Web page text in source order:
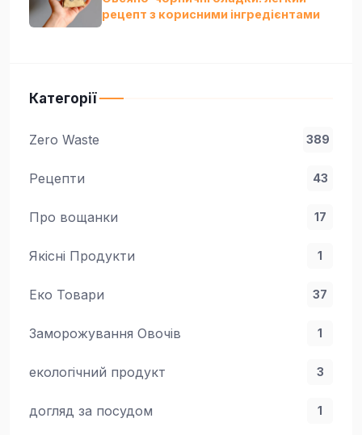
рецепт з корисними інгредієнтами
Категорії
Zero Waste 389
Рецепти 43
Про вощанки 17
Якісні Продукти 1
Еко Товари 37
Заморожування Овочів 1
екологічний продукт 3
догляд за посудом 1